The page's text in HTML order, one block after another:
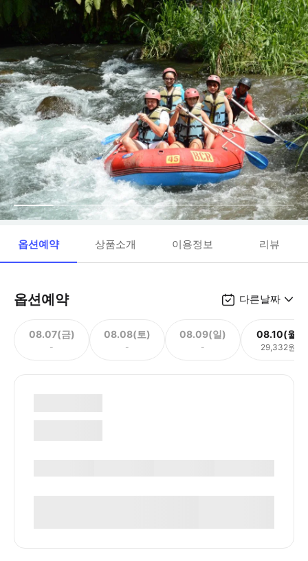
옵션예약 상품소개 이용정보 리뷰
옵션예약 다른날짜
08.07(금)
-
08.08(토)
-
08.09(일)
-
08.10(월)
29,332원